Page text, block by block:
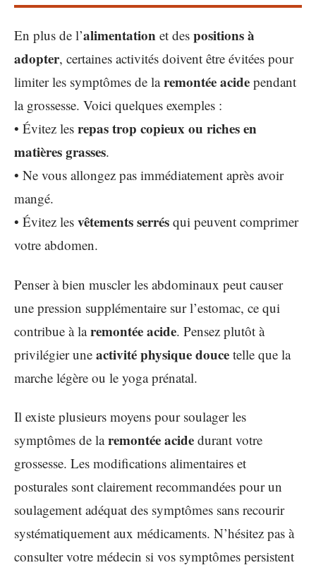
En plus de l’alimentation et des positions à
adopter, certaines activités doivent être évitées pour
limiter les symptômes de laremontée acide pendant
la grossesse. Voici quelques exemples :
• Évitez les repas trop copieux ou riches en
matières grasses.
• Ne vous allongez pas immédiatement après avoir
mangé.
• Évitez les vêtements serrés qui peuvent comprimer
votre abdomen.
Penser à bien muscler les abdominaux peut causer
une pression supplémentaire sur l’estomac, ce qui
contribue à laremontée acide. Pensez plutôt à
privilégier une activité physique douce telle que la
marche légère ou le yoga prénatal.
Il existe plusieurs moyens pour soulager les
symptômes de laremontée acide durant votre
grossesse. Les modifications alimentaires et
posturales sont clairement recommandées pour un
soulagement adéquat des symptômes sans recourir
systématiquement aux médicaments. N’hésitez pas à
consulter votre médecin si vos symptômes persistent